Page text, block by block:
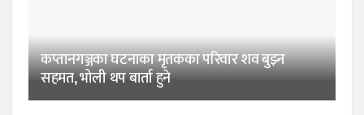
कप्तानगञ्जका घटनाका मृतकका परिवार शव बुझ्न
सहमत, भोली थप बार्ता हुने